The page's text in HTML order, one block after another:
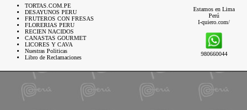
TORTAS.COM.PE
DESAYUNOS PERU
FRUTEROS CON FRESAS
FLORERIAS PERU
RECIEN NACIDOS
CANASTAS GOURMET
LICORES Y CAVA
Nuestras Politicas
Libro de Reclamaciones
Estamos en Lima
Perú
I-quiero.com/
980660044